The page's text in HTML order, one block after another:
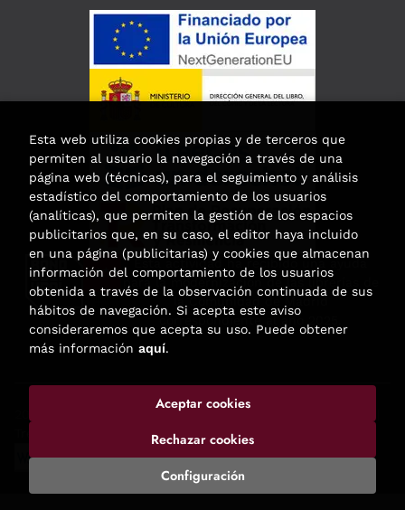
Esta actividad ha recibido una ayuda
para la modernización de las librerías de
la Comunidad de Madrid
correspondiente al año 2025.
. Todos los Derechos Reservados |
Esta web utiliza cookies propias y de terceros que
permiten al usuario la navegación a través de una
página web (técnicas), para el seguimiento y análisis
estadístico del comportamiento de los usuarios
(analíticas), que permiten la gestión de los espacios
publicitarios que, en su caso, el editor haya incluido
en una página (publicitarias) y cookies que almacenan
información del comportamiento de los usuarios
obtenida a través de la observación continuada de sus
hábitos de navegación. Si acepta este aviso
consideraremos que acepta su uso. Puede obtener
más información aquí.
Configuración
Rechazar cookies
Aceptar cookies